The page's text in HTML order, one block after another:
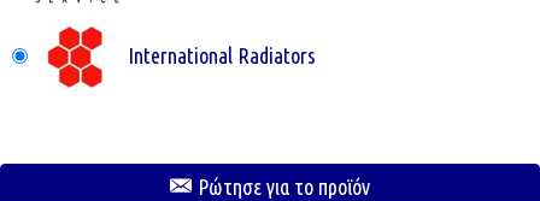
International Radiators
Ρώτησε για το προϊόν